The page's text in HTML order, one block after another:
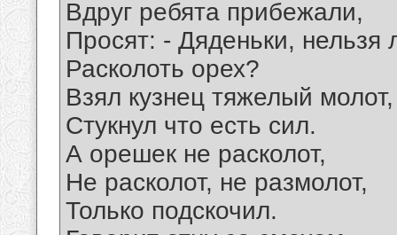
Вдруг ребята прибежали,
Просят: - Дяденьки, нельзя
Расколоть орех?
Взял кузнец тяжелый молот,
Стукнул что есть сил.
А орешек не расколот,
Не расколот, не размолот,
Только подскочил.